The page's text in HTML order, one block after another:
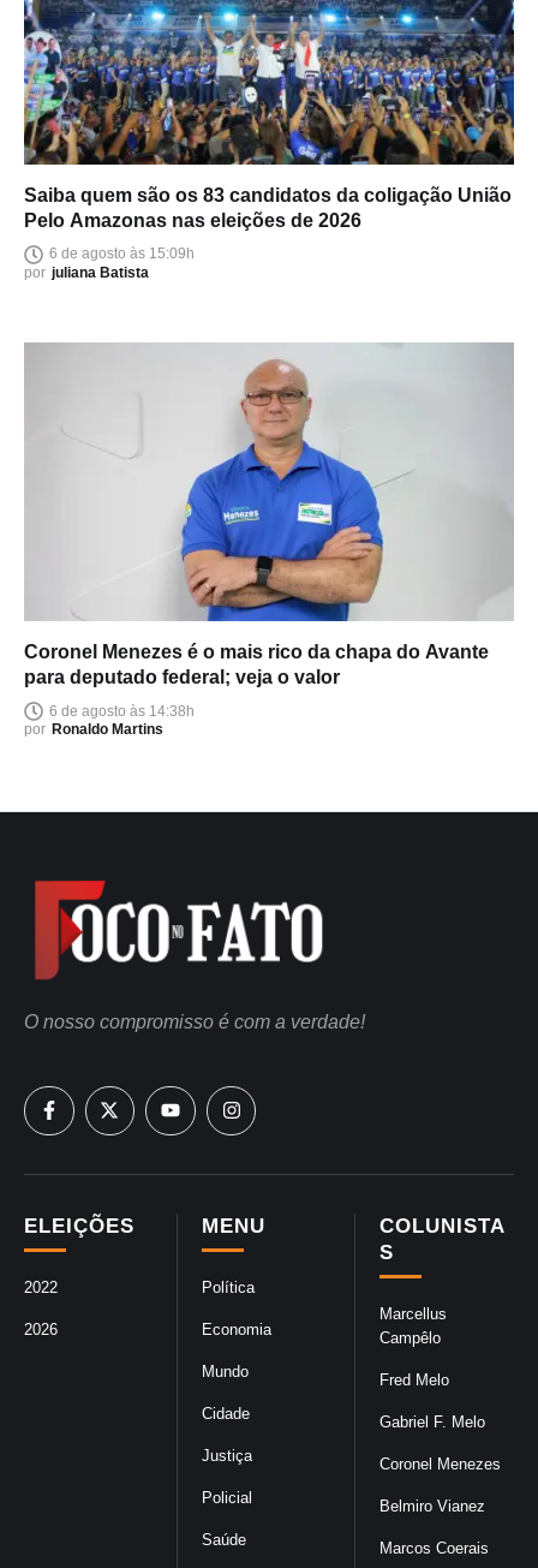
Saiba quem são os 83 candidatos da coligação União
Pelo Amazonas nas eleições de 2026
6 de agosto às 15:09h
por juliana Batista
Coronel Menezes é o mais rico da chapa do Avante
para deputado federal; veja o valor
6 de agosto às 14:38h
por Ronaldo Martins
COLUNISTA
S
Marcellus
Campêlo
Fred Melo
Gabriel F. Melo
Coronel Menezes
Belmiro Vianez
Marcos Coerais
MENU
Política
Economia
Mundo
Cidade
Justiça
Policial
Saúde
ELEIÇÕES
2022
2026
O nosso compromisso é com a verdade!